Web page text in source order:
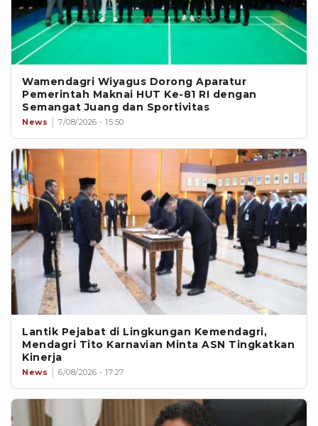
Wamendagri Wiyagus Dorong Aparatur
Pemerintah Maknai HUT Ke-81 RI dengan
Semangat Juang dan Sportivitas
News 7/08/2026 - 15:50
Lantik Pejabat di Lingkungan Kemendagri,
Mendagri Tito Karnavian Minta ASN Tingkatkan
Kinerja
News 6/08/2026 - 17:27